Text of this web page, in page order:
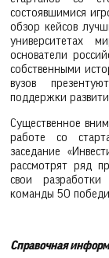
состоявшимися
обзор кейсов
университетах
основатели
собственными
вузов
поддержки
Существенное
работе со
заседание
рассмотрят ряд
свои разработки
команды 50
Справочная